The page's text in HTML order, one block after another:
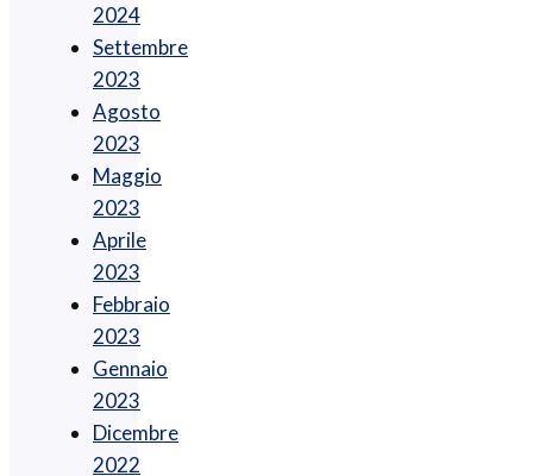
2024
Settembre
2023
Agosto
2023
Maggio
2023
Aprile
2023
Febbraio
2023
Gennaio
2023
Dicembre
2022